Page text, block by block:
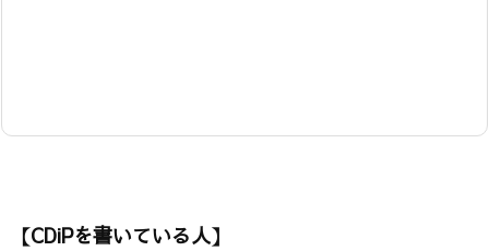
【CDiPを書いている人】